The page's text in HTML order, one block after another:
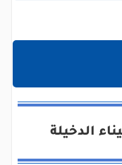
الدخيلة